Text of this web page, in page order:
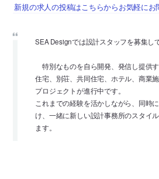
新規の求人の投稿はこちらからお気軽に
SEA Designでは設計スタッフを募集し
特別なものを自ら開発、発信し提供す
住宅、別荘、共同住宅、ホテル、商業
プロジェクトが進行中です。
これまでの経験を活かしながら、同時
け、一緒に新しい設計事務所のスタイ
ます。